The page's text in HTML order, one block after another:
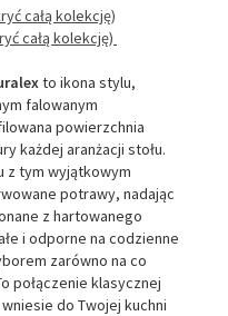
całą kolekcję)
całą kolekcję)
to ikona stylu,
falowanym
powierzchnia
każdej aranżacji stołu.
z tym wyjątkowym
potrawy, nadając
z hartowanego
i odporne na codzienne
zarówno na co
połączenie klasycznej
do Twojej kuchni